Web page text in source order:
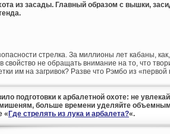
из засады. Главный образом с вышки,
стрелка. За миллионы лет кабаны,
свойство не обращать внимание на то, что
им на загривок? Разве что Рэмбо из «первой
подготовки к арбалетной охоте: не
больше времени уделяйте
« Где стрелять из лука и арбалета?«.